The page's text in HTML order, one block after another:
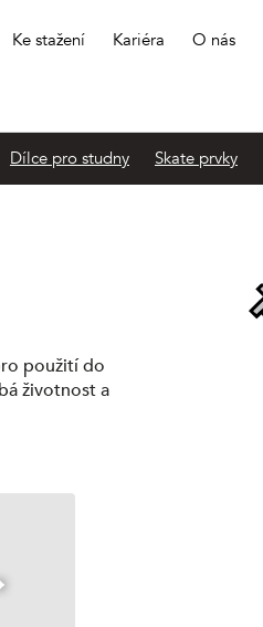
Ke stažení Kariéra O nás
Dílce pro studny Skate prvky
použití do
životnost a